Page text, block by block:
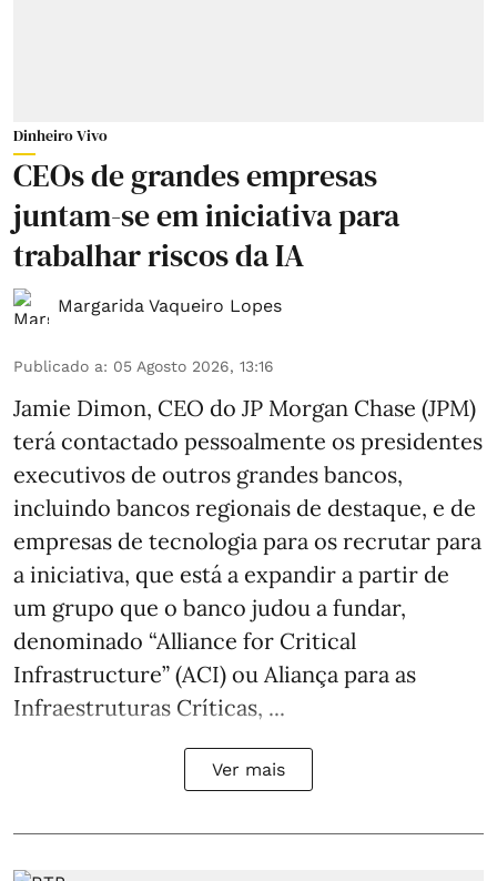
Dinheiro Vivo
CEOs de grandes empresas
juntam-se em iniciativa para
trabalhar riscos da IA
Margarida Vaqueiro Lopes
Publicado a: 05 Agosto 2026, 13:16
Jamie Dimon, CEO do JP Morgan Chase (JPM)
terá contactado pessoalmente os presidentes
executivos de outros grandes bancos,
incluindo bancos regionais de destaque, e de
empresas de tecnologia para os recrutar para
a iniciativa, que está a expandir a partir de
um grupo que o banco judou a fundar,
denominado “Alliance for Critical
Infrastructure” (ACI) ou Aliança para as
Infraestruturas Críticas, ...
Ver mais